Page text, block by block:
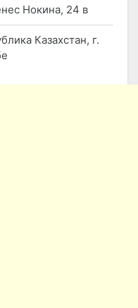
Нокина, 24 в
Казахстан, г.